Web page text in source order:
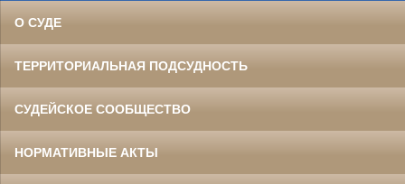
О СУДЕ
ТЕРРИТОРИАЛЬНАЯ ПОДСУДНОСТЬ
СУДЕЙСКОЕ СООБЩЕСТВО
НОРМАТИВНЫЕ АКТЫ